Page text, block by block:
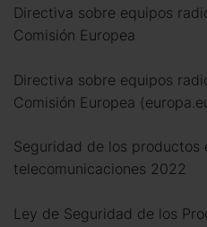
Directiva sobre equipos
Comisión Europea
Directiva sobre equipos
Comisión Europea
Seguridad de los
telecomunicaciones 2022
Ley de Seguridad de los